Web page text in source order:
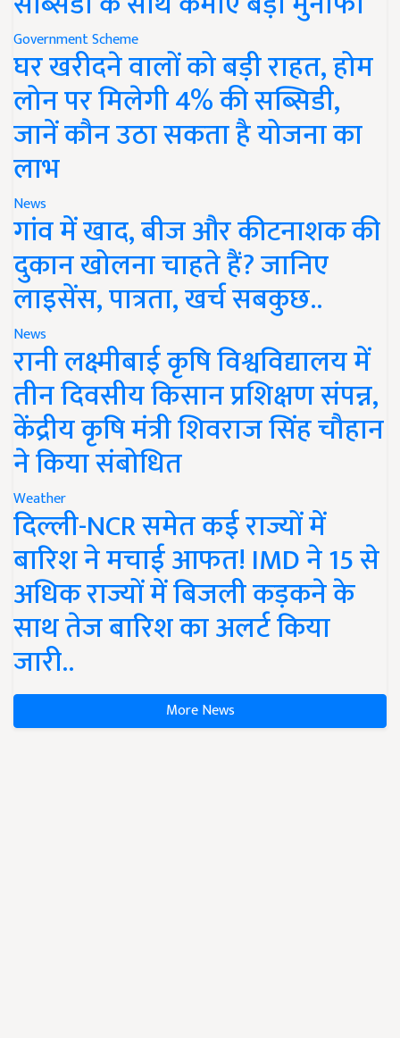
Government Scheme
घर खरीदने वालों को बड़ी राहत, होम
लोन पर मिलेगी 4% की सब्सिडी,
जानें कौन उठा सकता है योजना का
लाभ
News
गांव में खाद, बीज और कीटनाशक की
दुकान खोलना चाहते हैं? जानिए
लाइसेंस, पात्रता, खर्च सबकुछ..
News
रानी लक्ष्मीबाई कृषि विश्वविद्यालय में
तीन दिवसीय किसान प्रशिक्षण संपन्न,
केंद्रीय कृषि मंत्री शिवराज सिंह चौहान
ने किया संबोधित
Weather
दिल्ली-NCR समेत कई राज्यों में
बारिश ने मचाई आफत! IMD ने 15 से
अधिक राज्यों में बिजली कड़कने के
साथ तेज बारिश का अलर्ट किया
जारी..
More News